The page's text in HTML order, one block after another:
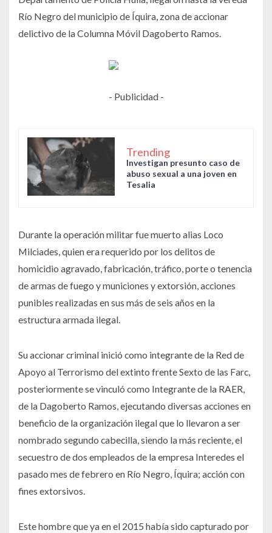
Río Negro del municipio de Íquira, zona de accionar
delictivo de la Columna Móvil Dagoberto Ramos.
- Publicidad -
Trending
Investigan presunto caso de
abuso sexual a una joven en
Tesalia
Durante la operación militar fue muerto alias Loco
Milciades, quien era requerido por los delitos de
homicidio agravado, fabricación, tráfico, porte o tenencia
de armas de fuego y municiones y extorsión, acciones
punibles realizadas en sus más de seis años en la
estructura armada ilegal.
Su accionar criminal inició como integrante de la Red de
Apoyo al Terrorismo del extinto frente Sexto de las Farc,
posteriormente se vinculó como Integrante de la RAER,
de la Dagoberto Ramos, ejecutando diversas acciones en
beneficio de la organización ilegal que lo llevaron a ser
nombrado segundo cabecilla, siendo la más reciente, el
secuestro de dos empleados de la empresa Interedes el
pasado mes de febrero en Río Negro, Íquira; acción con
fines extorsivos.
Este hombre que ya en el 2015 había sido capturado por